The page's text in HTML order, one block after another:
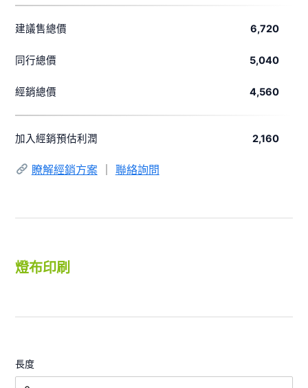
建議售總價 6,720
同行總價 5,040
經銷總價 4,560
加入經銷預估利潤 2,160
瞭解經銷方案｜ 聯絡詢問
燈布印刷
長度